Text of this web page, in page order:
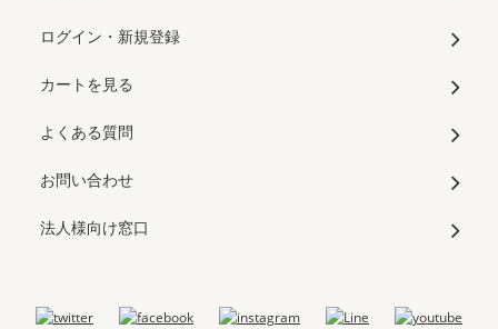
ログイン・新規登録
カートを見る
よくある質問
お問い合わせ
法人様向け窓口